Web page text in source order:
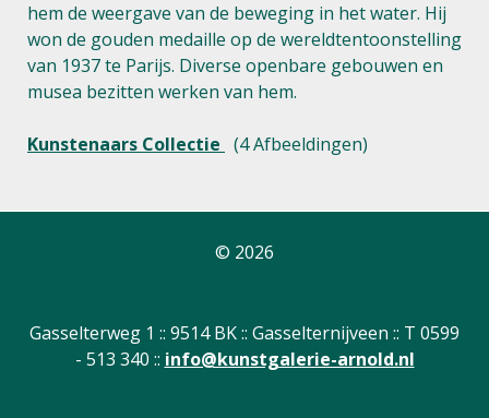
hem de weergave van de beweging in het water. Hij
won de gouden medaille op de wereldtentoonstelling
van 1937 te Parijs. Diverse openbare gebouwen en
musea bezitten werken van hem.
Kunstenaars Collectie (4 Afbeeldingen)
© 2026
Gasselterweg 1 :: 9514 BK :: Gasselternijveen :: T 0599
- 513 340 :: info@kunstgalerie-arnold.nl